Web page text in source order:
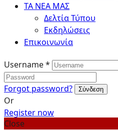
ΤΑ ΝΕΑ ΜΑΣ
Δελτία Τύπου
Εκδηλώσεις
Επικοινωνία
Username *
Forgot password?
Or
Register now
Close